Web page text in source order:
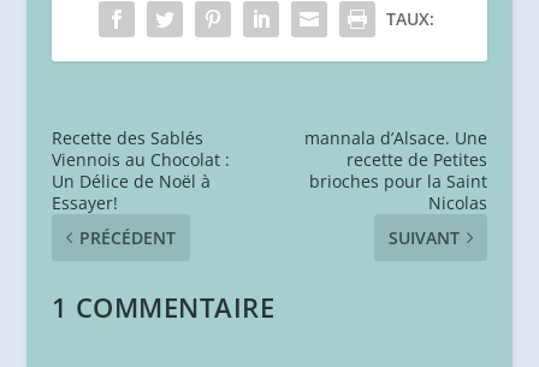
TAUX:
Recette des Sablés
Viennois au Chocolat :
Un Délice de Noël à
Essayer!
PRÉCÉDENT
mannala d’Alsace. Une
recette de Petites
brioches pour la Saint
Nicolas
SUIVANT
1 COMMENTAIRE